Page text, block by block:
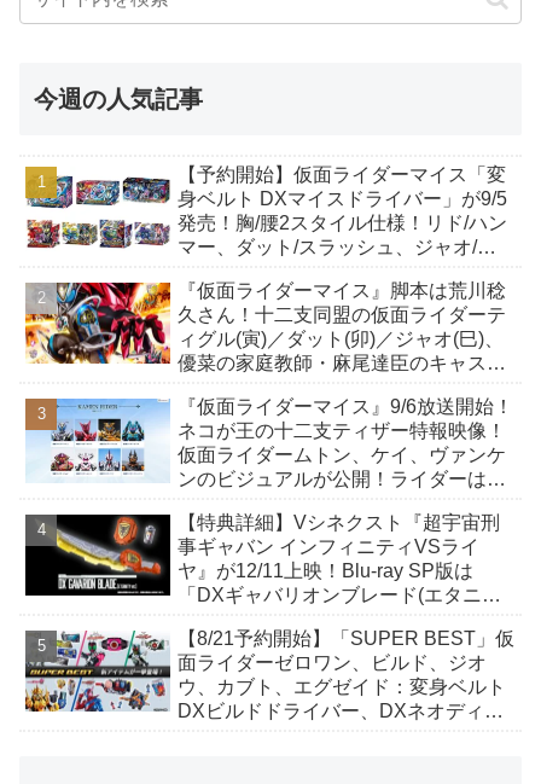
今週の人気記事
【予約開始】仮面ライダーマイス「変
身ベルト DXマイスドライバー」が9/5
発売！胸/腰2スタイル仕様！リド/ハン
マー、ダット/スラッシュ、ジャオ/バ
も！
『仮面ライダーマイス』脚本は荒川稔
久さん！十二支同盟の仮面ライダーテ
ィグル(寅)／ダット(卯)／ジャオ(巳)、
優菜の家庭教師・麻尾達臣のキャスト
んも変身！
『仮面ライダーマイス』9/6放送開始！
ネコが王の十二支ティザー特報映像！
仮面ライダームトン、ケイ、ヴァンケ
ンのビジュアルが公開！ライダーは子
【特典詳細】Vシネクスト『超宇宙刑
事ギャバン インフィニティVSライ
ヤ』が12/11上映！Blu-ray SP版は
「DXギャバリオンブレード(エタニテ
か豪華特典付き！
【8/21予約開始】「SUPER BEST」仮
面ライダーゼロワン、ビルド、ジオ
ウ、カブト、エグゼイド：変身ベルト
DXビルドドライバー、DXネオディケ